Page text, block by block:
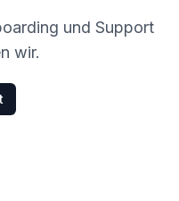
und Support
wir.